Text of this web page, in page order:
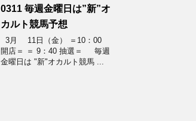
0311 毎週金曜日は”新”オ
カルト競馬予想
3月 11日（金） ＝10：00
開店＝ ＝ 9：40 抽選＝ 毎週
金曜日は "新"オカルト競馬 ...